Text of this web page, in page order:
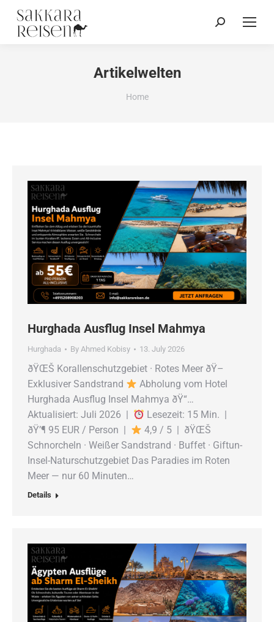
Artikelwelten
You are here:
Home
Hurghada Ausflug Insel Mahmya
Hurghada By Ahmed Kobisy 13. July 2026
ðŸŒŠ Korallenschutzgebiet · Rotes Meer ðŸ–
Exklusiver Sandstrand
Abholung vom Hotel
Hurghada Ausflug Insel Mahmya ðŸ“…
Aktualisiert: Juli 2026 |
Lesezeit: 15 Min. |
ðŸ’¶ 95 EUR / Person |
4,9 / 5 | ðŸŒŠ
Schnorcheln · Weißer Sandstrand · Buffet · Giftun-
Insel-Naturschutzgebiet Das Paradies im Roten
Meer — nur 60 Minuten…
Details